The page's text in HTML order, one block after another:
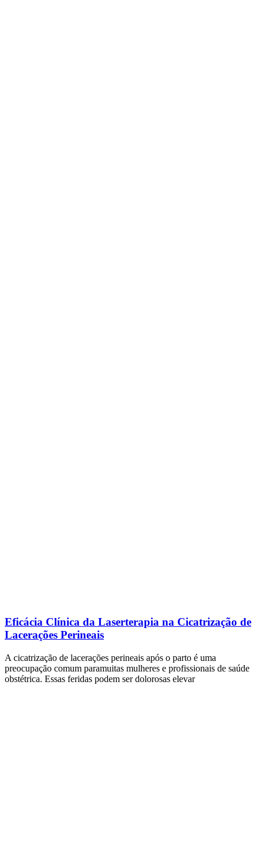
Eficácia Clínica da Laserterapia na Cicatrização de
Lacerações Perineais
A cicatrização de lacerações perineais após o parto é uma
preocupação comum paramuitas mulheres e profissionais de saúde
obstétrica. Essas feridas podem ser dolorosas elevar